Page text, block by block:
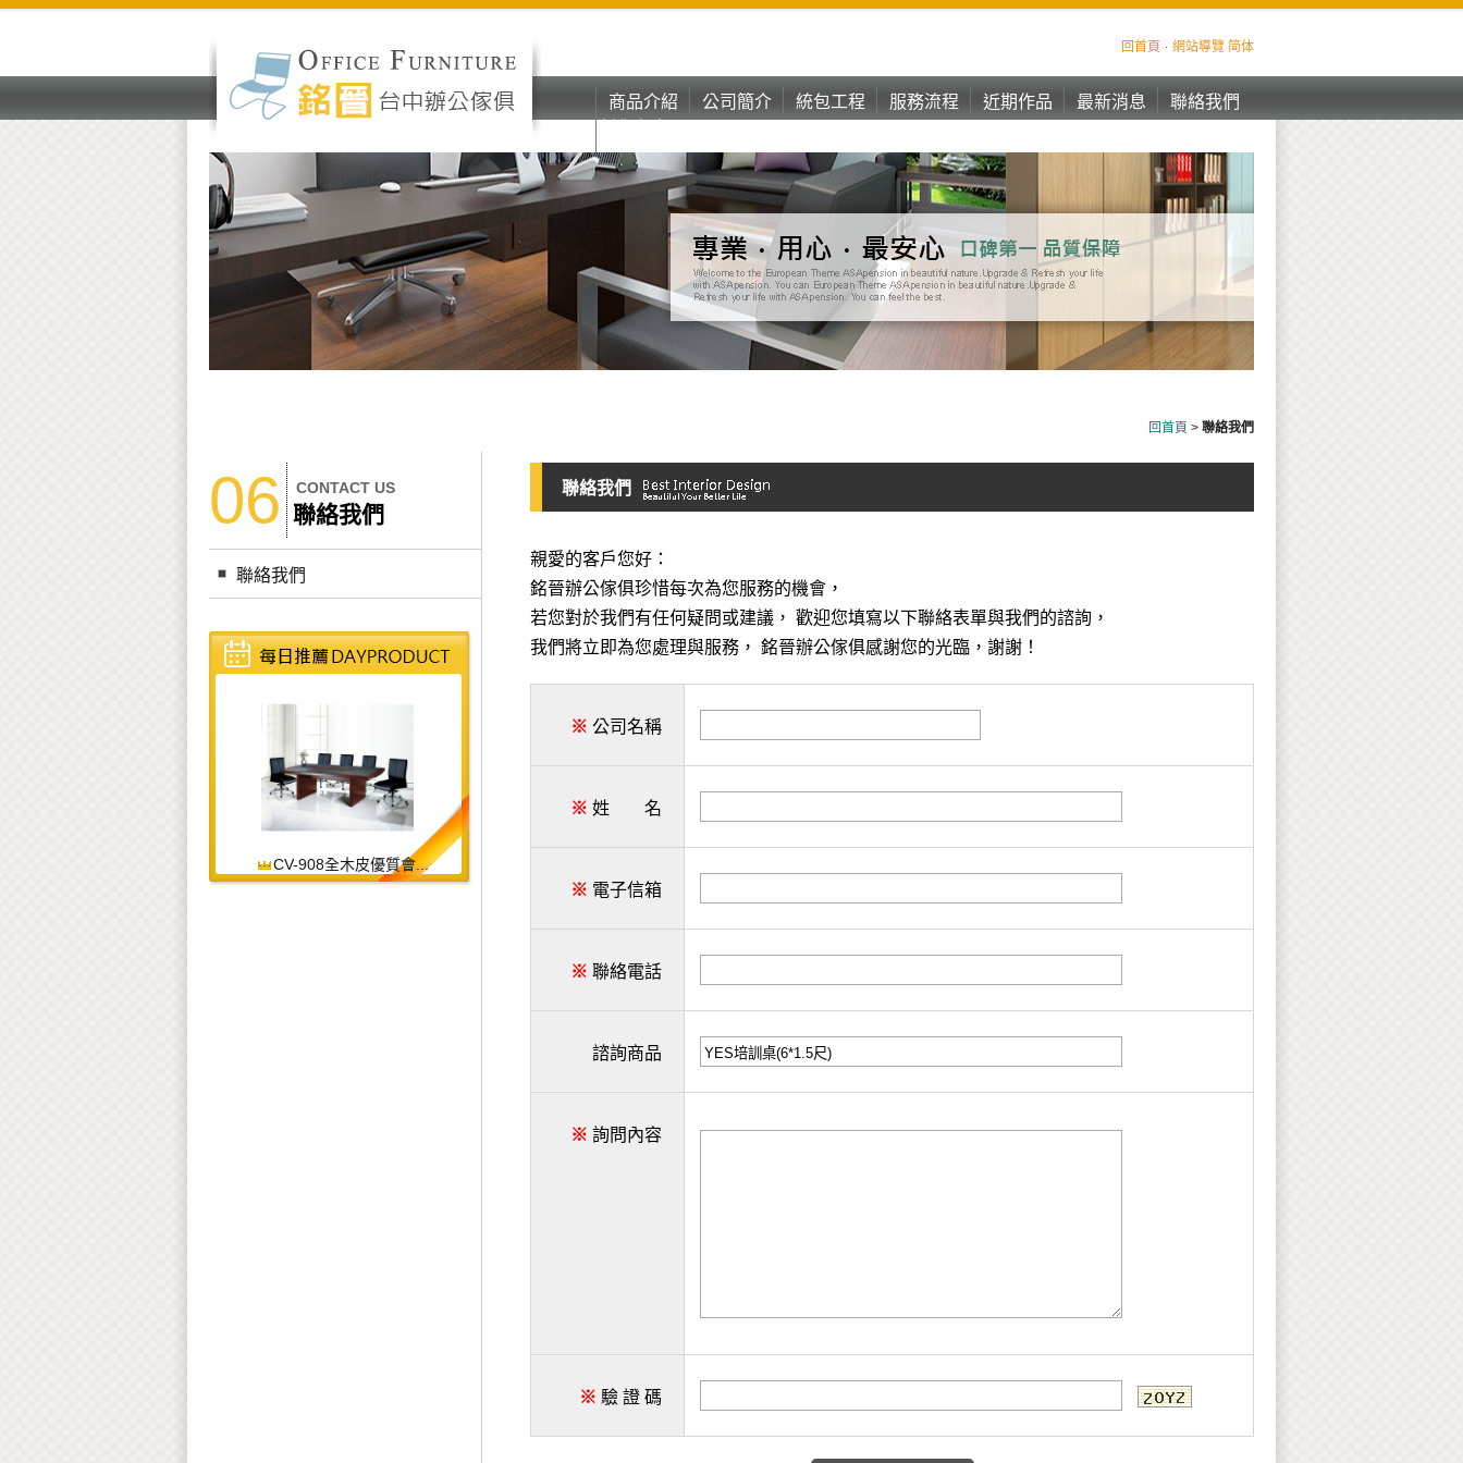
回首頁 網站導覽 简体
商品介紹
公司簡介
統包工程
服務流程
近期作品
最新消息
聯絡我們
辦公家具
彰化台中oa
辦公家具
回首頁 > 聯絡我們
06 CONTACT US
聯絡我們
聯絡我們
CV-908全木皮優質會...
聯絡我們
親愛的客戶您好：
銘晉辦公傢俱珍惜每次為您服務的機會，
若您對於我們有任何疑問或建議， 歡迎您填寫以下聯絡表單與我們的諮詢，
我們將立即為您處理與服務， 銘晉辦公傢俱感謝您的光臨，謝謝！
※ 公司名稱
※ 姓 名
※ 電子信箱
※ 聯絡電話
諮詢商品
※ 詢問內容
※ 驗 證 碼